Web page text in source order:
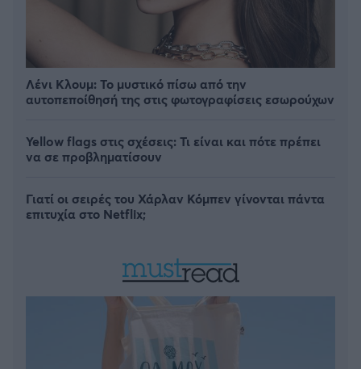
Λένι Κλουμ: Το μυστικό πίσω από την
αυτοπεποίθησή της στις φωτογραφίσεις εσωρούχων
Yellow flags στις σχέσεις: Τι είναι και πότε πρέπει
να σε προβληματίσουν
Γιατί οι σειρές του Χάρλαν Κόμπεν γίνονται πάντα
επιτυχία στο Netflix;